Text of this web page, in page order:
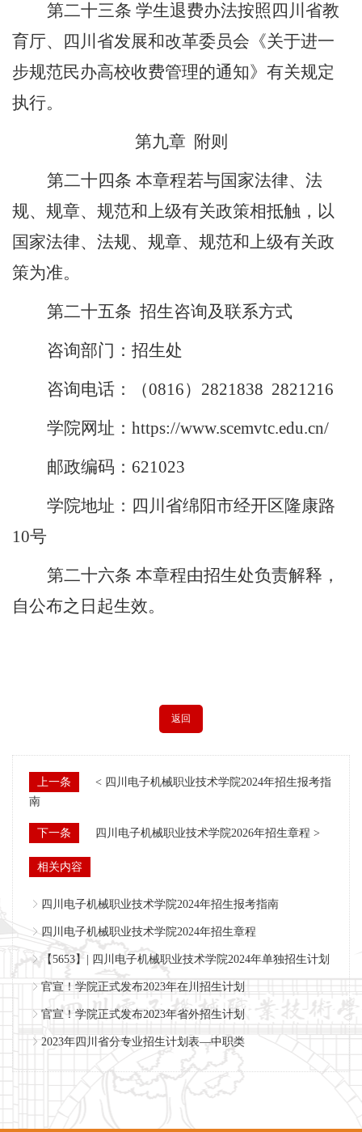
第二十三条 学生退费办法按照四川省教
育厅、四川省发展和改革委员会《关于进一
步规范民办高校收费管理的通知》有关规定
执行。
第九章 附则
第二十四条 本章程若与国家法律、法
规、规章、规范和上级有关政策相抵触，以
国家法律、法规、规章、规范和上级有关政
策为准。
第二十五条 招生咨询及联系方式
咨询部门：招生处
咨询电话：（0816） 2821838 2821216
学院网址： https://www.scemvtc.edu.cn/
邮政编码： 621023
学院地址：四川省绵阳市经开区隆康路
10号
第二十六条 本章程由招生处负责解释，
自公布之日起生效。
返回
上一条
< 四川电子机械职业技术学院2024年招生报考指
南
下一条 四川电子机械职业技术学院2026年招生章程 >
相关内容
四川电子机械职业技术学院2024年招生报考指南
四川电子机械职业技术学院2024年招生章程
【5653】| 四川电子机械职业技术学院2024年单独招生计划
官宣！学院正式发布2023年在川招生计划
官宣！学院正式发布2023年省外招生计划
2023年四川省分专业招生计划表—中职类